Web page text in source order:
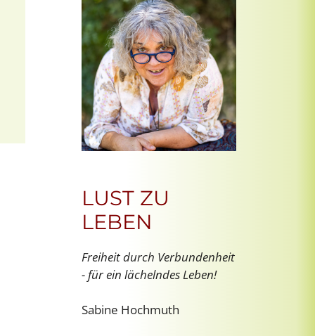
Office 365 Outlook Live
LUST ZU
LEBEN
Freiheit durch Verbundenheit
- für ein lächelndes Leben!
Sabine Hochmuth